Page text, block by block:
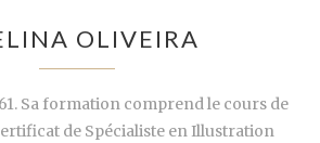
OLIVEIRA
Sa formation comprend le cours de
de Spécialiste en Illustration